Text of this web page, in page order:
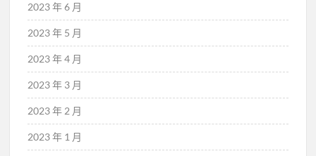
2023 年 6 月
2023 年 5 月
2023 年 4 月
2023 年 3 月
2023 年 2 月
2023 年 1 月